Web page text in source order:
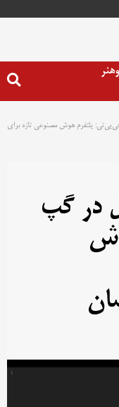
پلتفرم هوش مصنوعی تازه برای
در گپ